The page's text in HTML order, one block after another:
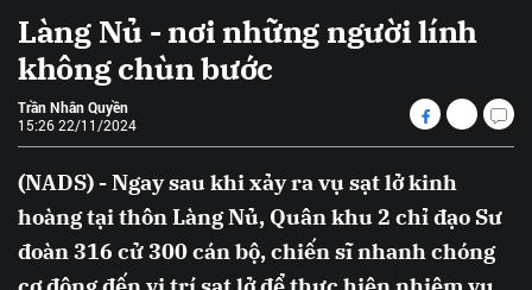
Làng Nủ - nơi những người lính
không chùn bước
Trần Nhân Quyền
15:26 22/11/2024
(NADS) - Ngay sau khi xảy ra vụ sạt lở kinh
hoàng tại thôn Làng Nủ, Quân khu 2 chỉ đạo Sư
đoàn 316 cử 300 cán bộ, chiến sĩ nhanh chóng